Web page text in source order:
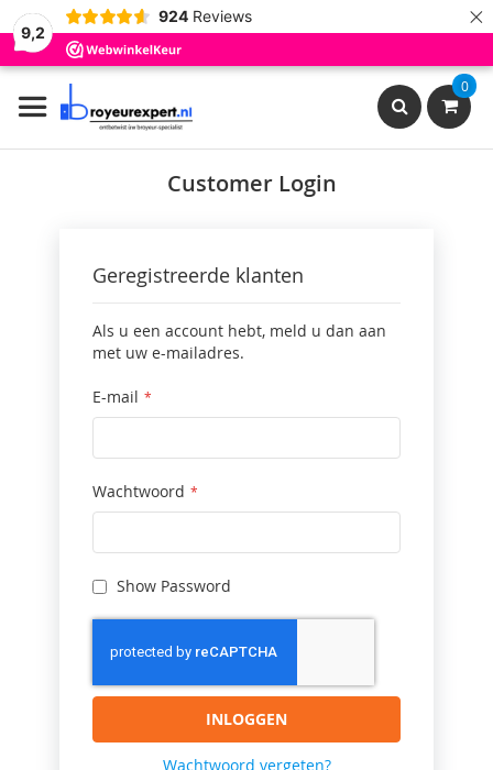
9,2
924 Reviews ×
Ga
naar
de
0
Search
Customer Login
Geregistreerde klanten
Als u een account hebt, meld u dan aan
met uw e-mailadres.
E-mail
Wachtwoord
Show Password
INLOGGEN
Wachtwoord vergeten?